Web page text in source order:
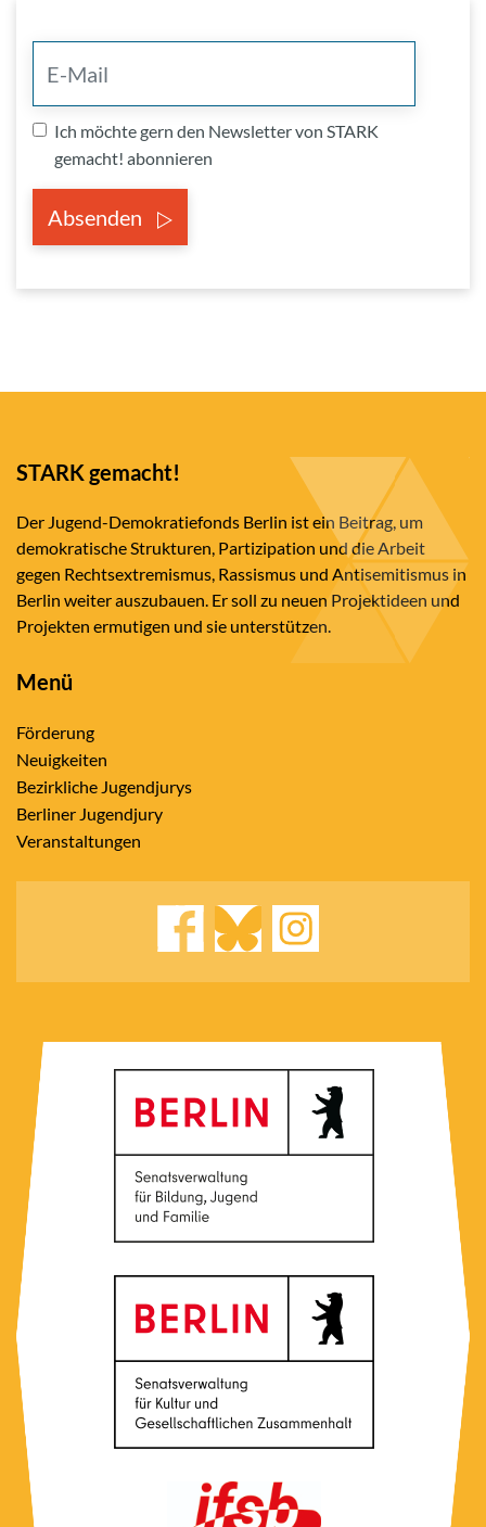
Ich möchte gern den Newsletter von STARK
gemacht! abonnieren
Absenden
STARK gemacht!
Der Jugend-Demokratiefonds Berlin ist ein Beitrag, um
demokratische Strukturen, Partizipation und die Arbeit
gegen Rechtsextremismus, Rassismus und Antisemitismus in
Berlin weiter auszubauen. Er soll zu neuen Projektideen und
Projekten ermutigen und sie unterstützen.
Menü
Förderung
Neuigkeiten
Bezirkliche Jugendjurys
Berliner Jugendjury
Veranstaltungen